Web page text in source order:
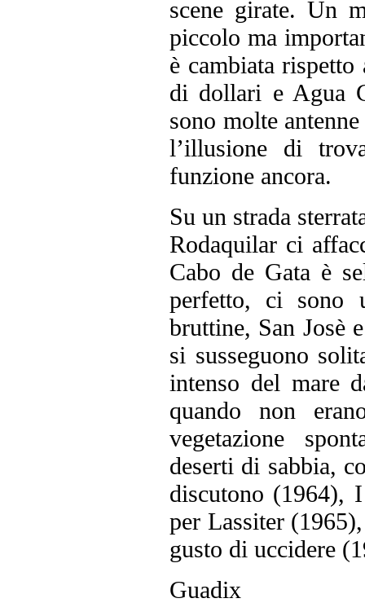
scene girate. Un
piccolo ma
è cambiata
di dollari e Agua
sono molte
l’illusione di
funzione ancora.
Su un strada
Rodaquilar ci
Cabo de Gata è
perfetto, ci sono
bruttine, San Josè
si susseguono
intenso del mare
quando non
vegetazione
deserti di sabbia,
discutono (1964),
per Lassiter
gusto di uccidere
Guadix